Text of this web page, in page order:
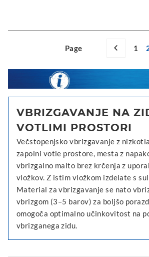
Page 1
VBRIZGAVANJE NA
VOTLIMI PROSTORI
Večstopenjsko vbrizgavanje z
zapolni votle prostore, mesta z
vbrizgalno malto brez krčenja z
vložkov. Z istim vložkom izdelate s
Material za vbrizgavanje se nato
vbrizgom (3–5 barov) za boljšo
omogoča optimalno učinkovitost na
vbrizganega zidu.